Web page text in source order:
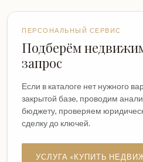
ПЕРСОНАЛЬНЫЙ СЕРВИС
Подберём
запрос
Если в каталоге нет нужного
закрытой базе, проводим
бюджету, проверяем
сделку до ключей.
УСЛУГА «КУПИТЬ